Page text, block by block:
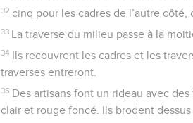
32 cinq pour les cadres de l’autre côté,
33 La traverse du milieu passe à la
34 Ils recouvrent les cadres et les
traverses entreront.
35 Des artisans font un rideau avec
clair et rouge foncé. Ils brodent dessus